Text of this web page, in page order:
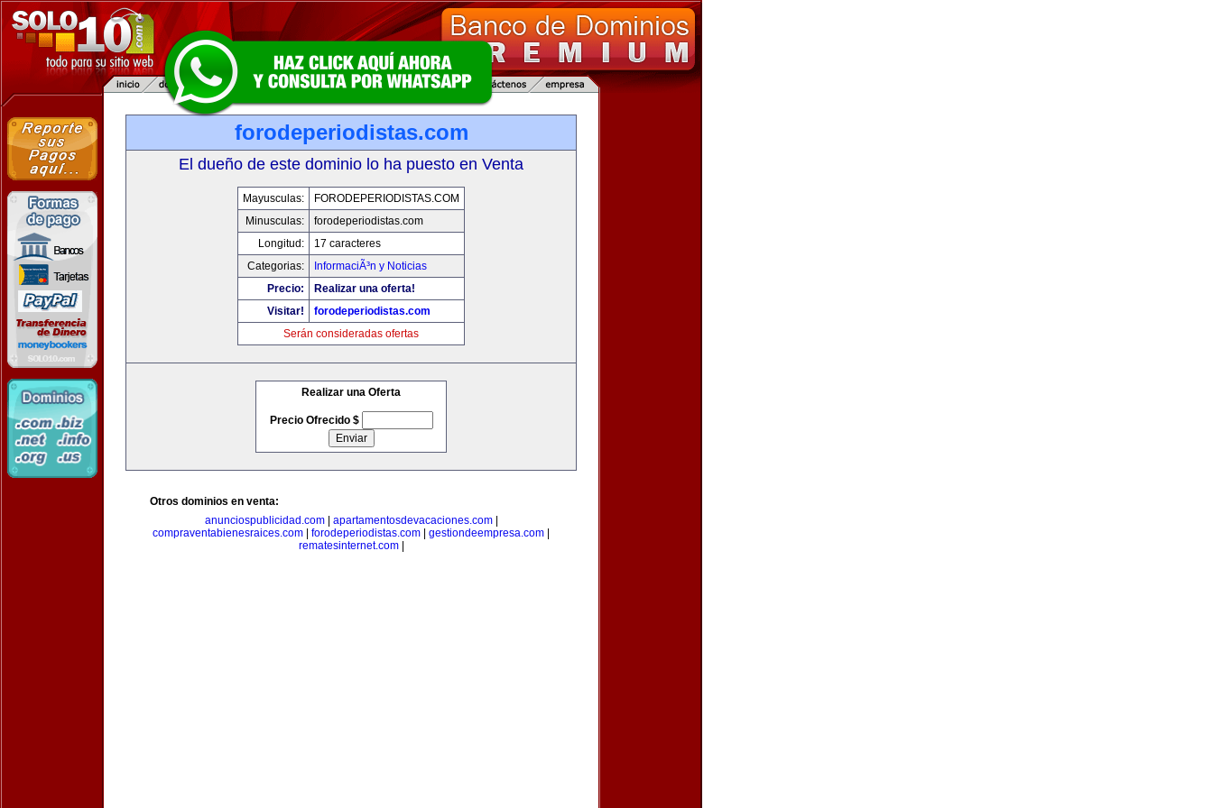
forodeperiodistas.com
El dueño de este dominio lo ha puesto en Venta
Mayusculas:
FORODEPERIODISTAS.COM
Minusculas:
forodeperiodistas.com
Longitud:
17 caracteres
Categorias:
InformaciÃ³n y Noticias
Precio:
Realizar una oferta!
Visitar!
forodeperiodistas.com
Serán consideradas ofertas
Realizar una Oferta
Precio Ofrecido $
Otros dominios en venta:
anunciospublicidad.com| apartamentosdevacaciones.com|
compraventabienesraices.com
forodeperiodistas.com gestiondeempresa.com
rematesinternet.com|